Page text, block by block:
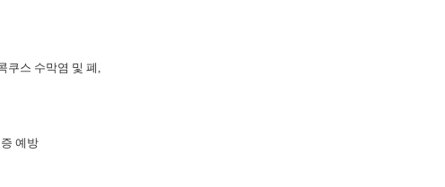
스 수막염 및 폐,
예방